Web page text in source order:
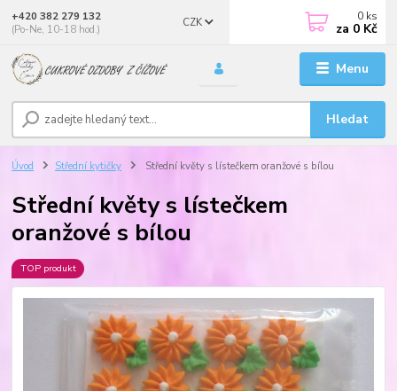
Menu
CZK
Hledat
+420 382 279 132
(Po-Ne, 10-18 hod.)
0 ks
za 0 Kč
Úvod Střední kytičky Střední květy s lístečkem oranžové s bílou
Střední květy s lístečkem
oranžové s bílou
TOP produkt